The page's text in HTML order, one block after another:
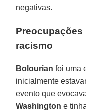
negativas.
racismo
Bolourian foi uma
inicialmente
evento que
Washington e